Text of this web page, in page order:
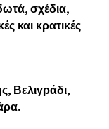
σχέδια,
και κρατικές
Βελιγράδι,